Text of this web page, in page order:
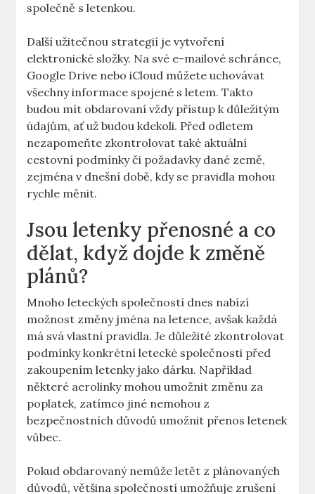
společně s letenkou.
Další užitečnou strategií je vytvoření
elektronické složky. Na své e-mailové schránce,
Google Drive nebo iCloud můžete uchovávat
všechny informace spojené s letem. Takto
budou mít obdarovaní vždy přístup k důležitým
údajům, ať už budou kdekoli. Před odletem
nezapomeňte zkontrolovat také aktuální
cestovní podmínky či požadavky dané země,
zejména v dnešní době, kdy se pravidla mohou
rychle měnit.
Jsou letenky přenosné a co
dělat, když dojde k změně
plánů?
Mnoho leteckých společností dnes nabízí
možnost změny jména na letence, avšak každá
má svá vlastní pravidla. Je důležité zkontrolovat
podmínky konkrétní letecké společnosti před
zakoupením letenky jako dárku. Například
některé aerolinky mohou umožnit změnu za
poplatek, zatímco jiné nemohou z
bezpečnostních důvodů umožnit přenos letenek
vůbec.
Pokud obdarovaný nemůže letět z plánovaných
důvodů, většina společností umožňuje zrušení